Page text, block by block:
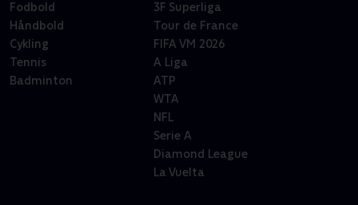
Fodbold
Håndbold
Cykling
Tennis
Badminton
3F Superliga
Tour de France
FIFA VM 2026
A Liga
ATP
WTA
NFL
Serie A
Diamond League
La Vuelta